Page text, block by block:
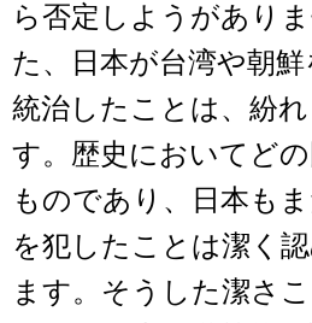
ら否定しようがあり
た、日本が台湾や朝
統治したことは、紛
す。歴史においてど
ものであり、日本も
を犯したことは潔く
ます。そうした潔さ